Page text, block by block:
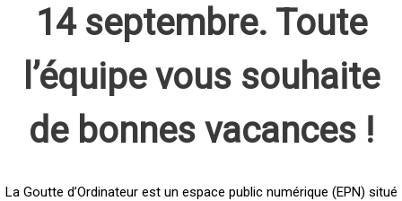
14 septembre. Toute
l’équipe vous souhaite
de bonnes vacances !
La Goutte d’Ordinateur est un espace public numérique (EPN) situé